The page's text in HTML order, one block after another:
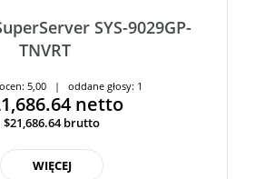
SYS-9029GP-
TNVRT
5,00 | oddane głosy: 1
netto
$21,686.64brutto
WIĘCEJ